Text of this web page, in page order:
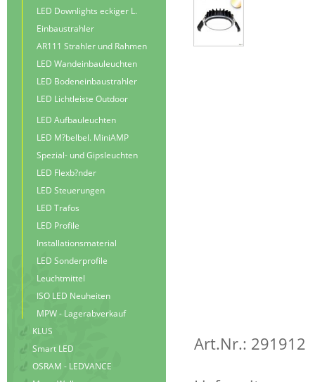
Art.Nr.: 291912
LED Downlights eckiger L.
Einbaustrahler
AR111 Strahler und Rahmen
LED Wandeinbauleuchten
LED Bodeneinbaustrahler
LED Lichtleiste Outdoor
LED Aufbauleuchten
LED M?belbel. MiniAMP
Spezial- und Gipsleuchten
LED Flexb?nder
LED Steuerungen
LED Trafos
LED Profile
Installationsmaterial
LED Sonderprofile
Leuchtmittel
ISO LED Neuheiten
MPW - Lagerabverkauf
KLUS
Smart LED
OSRAM - LEDVANCE